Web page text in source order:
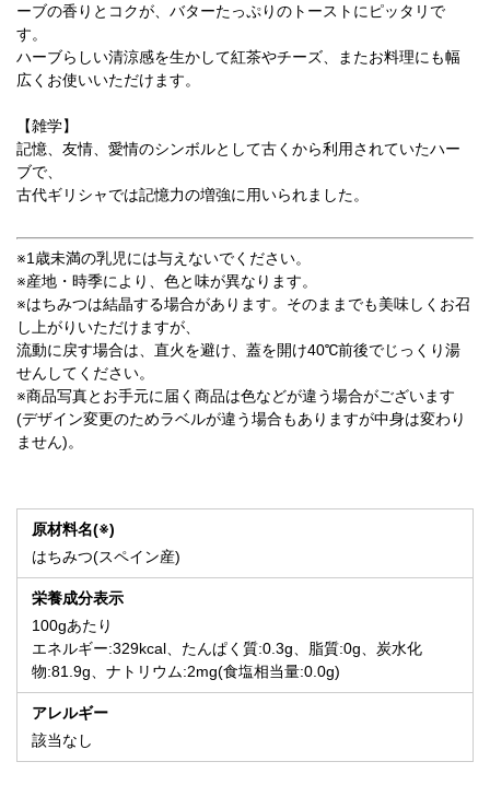
ーブの香りとコクが、バターたっぷりのトーストにピッタリで
す。
ハーブらしい清涼感を生かして紅茶やチーズ、またお料理にも幅
広くお使いいただけます。
【雑学】
記憶、友情、愛情のシンボルとして古くから利用されていたハー
ブで、
古代ギリシャでは記憶力の増強に用いられました。
※1歳未満の乳児には与えないでください。
※産地・時季により、色と味が異なります。
※はちみつは結晶する場合があります。そのままでも美味しくお召
し上がりいただけますが、
流動に戻す場合は、直火を避け、蓋を開け40℃前後でじっくり湯
せんしてください。
※商品写真とお手元に届く商品は色などが違う場合がございます
(デザイン変更のためラベルが違う場合もありますが中身は変わり
ません)。
原材料名(※)
はちみつ(スペイン産)
栄養成分表示
100gあたり
エネルギー:329kcal、たんぱく質:0.3g、脂質:0g、炭水化
物:81.9g、ナトリウム:2mg(食塩相当量:0.0g)
アレルギー
該当なし